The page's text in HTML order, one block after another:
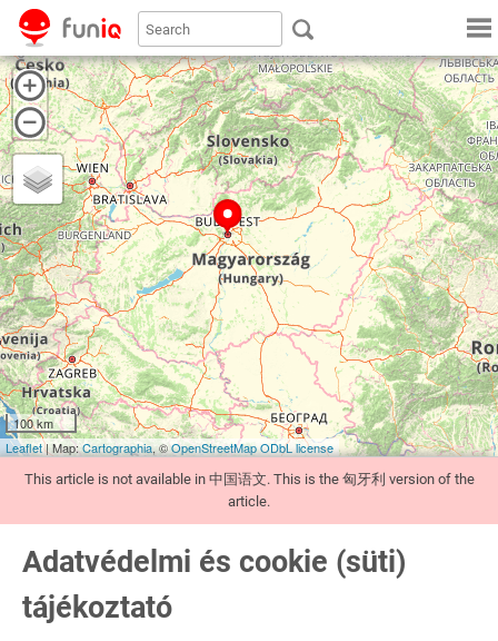
100 km
Leaflet| Map:Cartographia, ©OpenStreetMapODbL license
This article is not available in 中国语文. This is the 匈牙利 version of the
article.
Adatvédelmi és cookie (süti)
tájékoztató